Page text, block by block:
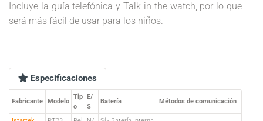
Incluye la guía telefónica y Talk in the watch, por lo que
será más fácil de usar para los niños.
Especificaciones
Fabricante Modelo
Tip
o
E/
S
Batería Métodos de comunicación